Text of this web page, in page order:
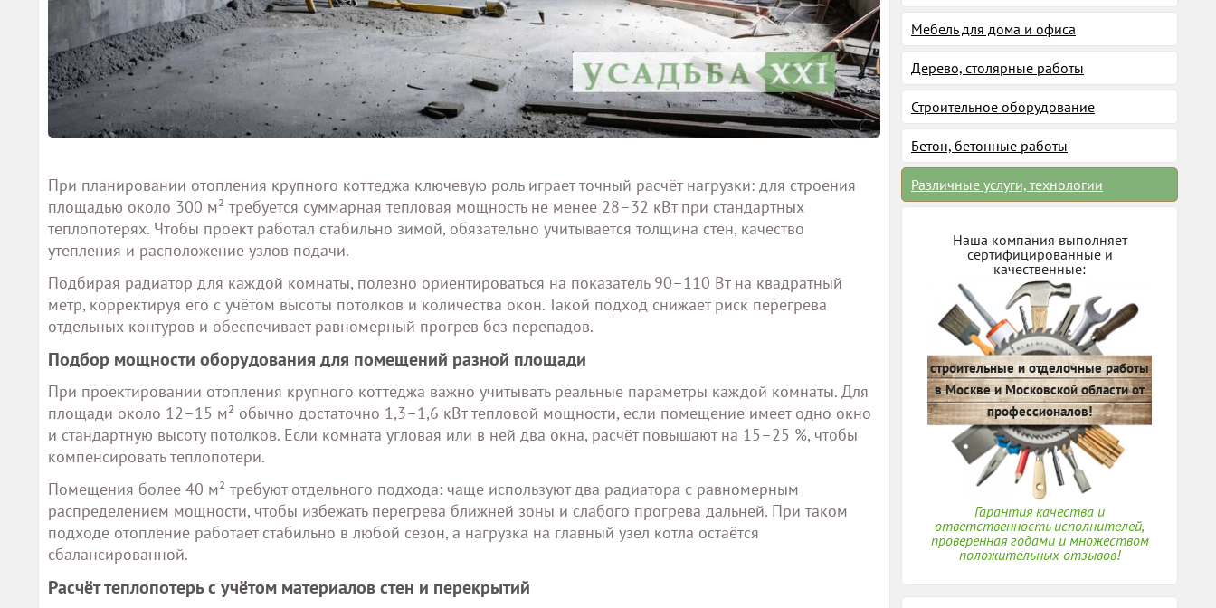
При планировании отопления крупного коттеджа ключевую роль играет точный расчёт нагрузки: для строения
площадью около 300 м² требуется суммарная тепловая мощность не менее 28–32 кВт при стандартных
теплопотерях. Чтобы проект работал стабильно зимой, обязательно учитывается толщина стен, качество
утепления и расположение узлов подачи.
Подбирая радиатор для каждой комнаты, полезно ориентироваться на показатель 90–110 Вт на квадратный
метр, корректируя его с учётом высоты потолков и количества окон. Такой подход снижает риск перегрева
отдельных контуров и обеспечивает равномерный прогрев без перепадов.
Подбор мощности оборудования для помещений разной площади
При проектировании отопления крупного коттеджа важно учитывать реальные параметры каждой комнаты. Для
площади около 12–15 м² обычно достаточно 1,3–1,6 кВт тепловой мощности, если помещение имеет одно окно
и стандартную высоту потолков. Если комната угловая или в ней два окна, расчёт повышают на 15–25 %, чтобы
компенсировать теплопотери.
Помещения более 40 м² требуют отдельного подхода: чаще используют два радиатора с равномерным
распределением мощности, чтобы избежать перегрева ближней зоны и слабого прогрева дальней. При таком
подходе отопление работает стабильно в любой сезон, а нагрузка на главный узел котла остаётся
сбалансированной.
Расчёт теплопотерь с учётом материалов стен и перекрытий
Мебель для дома и офиса
Дерево, столярные работы
Строительное оборудование
Бетон, бетонные работы
Различные услуги, технологии
Наша компания выполняет
сертифицированные и
качественные:
строительные и отделочные работы
в Москве и Московской области от
профессионалов!
Гарантия качества и
ответственность исполнителей,
проверенная годами и множеством
положительных отзывов!